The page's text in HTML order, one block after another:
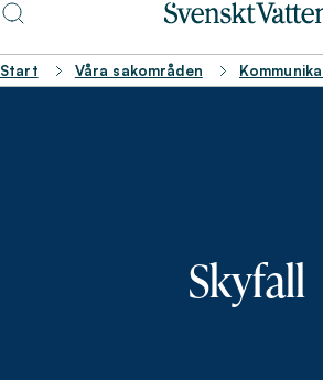
Start Våra sakområden
Skyfall